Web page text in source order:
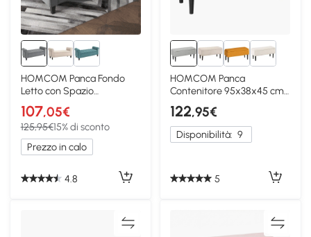
HOMCOM Panca Fondo
Letto con Spazio
Portaoggetti Braccioli
107,05€
125,95€15% di sconto
Prezzo in calo
4.8
HOMCOM Panca
Contenitore 95x38x45 cm
Grigio
122,95€
Disponibilità: 9
5